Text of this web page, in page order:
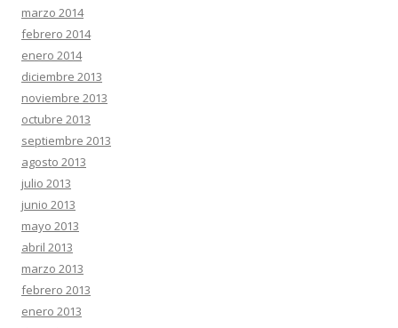
marzo 2014
febrero 2014
enero 2014
diciembre 2013
noviembre 2013
octubre 2013
septiembre 2013
agosto 2013
julio 2013
junio 2013
mayo 2013
abril 2013
marzo 2013
febrero 2013
enero 2013